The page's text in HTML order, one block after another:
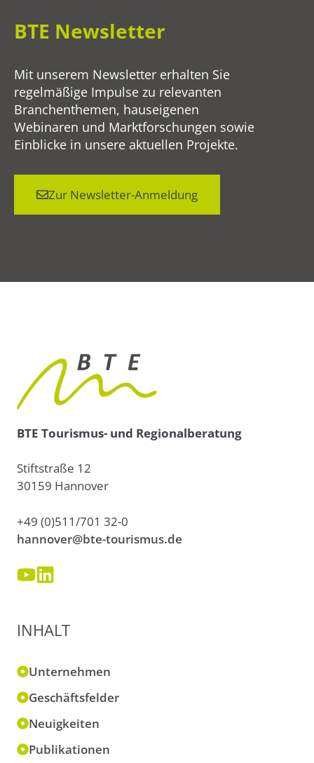
BTE Newsletter
Mit unserem Newsletter erhalten Sie
regelmäßige Impulse zu relevanten
Branchenthemen, hauseigenen
Webinaren und Marktforschungen sowie
Einblicke in unsere aktuellen Projekte.
Zur Newsletter-Anmeldung
BTE Tourismus- und Regionalberatung
Stiftstraße 12
30159 Hannover
+49 (0)511/701 32-0
hannover@bte-tourismus.de
INHALT
Unternehmen
Geschäftsfelder
Neuigkeiten
Publikationen